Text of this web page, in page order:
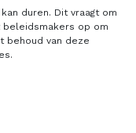
duren. Dit vraagt om
beleidsmakers op om
behoud van deze